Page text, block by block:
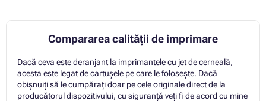
Compararea calității de imprimare
Dacă ceva este deranjant la imprimantele cu jet de cerneală,
acesta este legat de cartușele pe care le folosește. Dacă
obișnuiți să le cumpărați doar pe cele originale direct de la
producătorul dispozitivului, cu siguranță veți fi de acord cu mine